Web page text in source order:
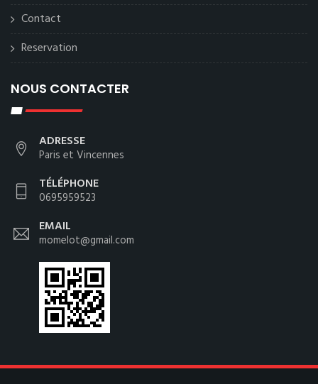
Contact
Reservation
NOUS CONTACTER
ADRESSE
Paris et Vincennes
TÉLÉPHONE
0695959523
EMAIL
momelot@gmail.com